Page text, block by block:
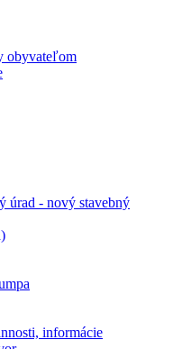
obyvateľom
úrad - nový stavebný
informácie